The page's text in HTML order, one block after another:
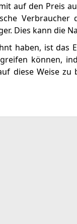
auf den Preis
Dies kann die
haben, ist das
können,
diese Weise